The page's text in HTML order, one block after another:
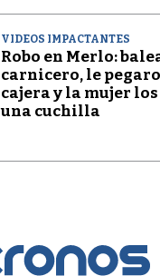
VIDEOS IMPACTANTES
Robo en Merlo:
carnicero, le
cajera y la mujer
una cuchilla